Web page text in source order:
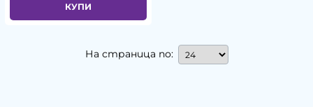
КУПИ
На страница по: